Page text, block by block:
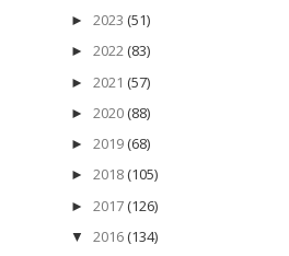
► 2023 (51)
► 2022 (83)
► 2021 (57)
► 2020 (88)
► 2019 (68)
► 2018 (105)
► 2017 (126)
▼ 2016 (134)